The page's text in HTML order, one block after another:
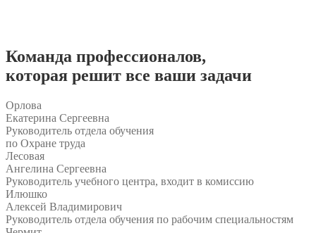
Команда профессионалов,
которая решит все ваши задачи
Орлова
Екатерина Сергеевна
Руководитель отдела обучения
по Охране труда
Лесовая
Ангелина Сергеевна
Руководитель учебного центра, входит в комиссию
Илюшко
Алексей Владимирович
Руководитель отдела обучения по рабочим специальностям